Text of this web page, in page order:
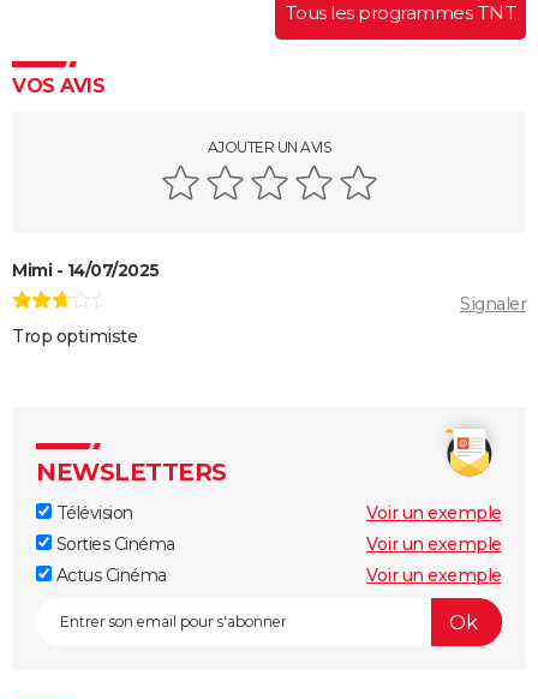
Tous les programmes TNT
VOS AVIS
AJOUTER UN AVIS
Mimi - 14/07/2025
Signaler
Trop optimiste
NEWSLETTERS
Télévision
Voir un exemple
Sorties Cinéma
Voir un exemple
Actus Cinéma
Voir un exemple